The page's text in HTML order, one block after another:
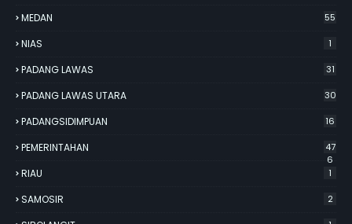
MEDAN 55
NIAS 1
PADANG LAWAS 31
PADANG LAWAS UTARA 30
PADANGSIDIMPUAN 16
PEMERINTAHAN
47
6
RIAU 1
SAMOSIR 2